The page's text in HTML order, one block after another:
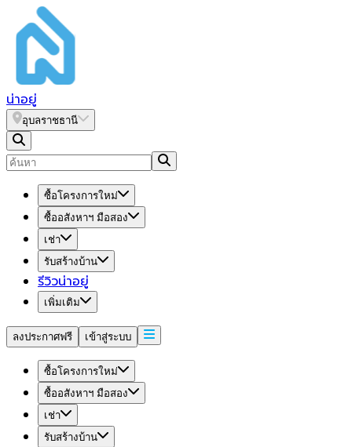
น่าอยู่
อุบลราชธานี
ซื้อโครงการใหม่
ซื้ออสังหาฯ มือสอง
เช่า
รับสร้างบ้าน
รีวิวน่าอยู่
เพิ่มเติม
ลงประกาศฟรี เข้าสู่ระบบ
ซื้อโครงการใหม่
ซื้ออสังหาฯ มือสอง
เช่า
รับสร้างบ้าน